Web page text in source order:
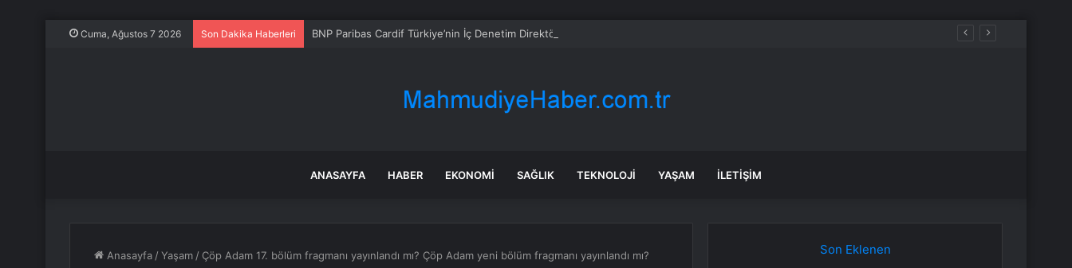
Cuma, Ağustos 7 2026 Son Dakika Haberleri BNP Paribas Cardif Türkiye’nin İç Denetim Direktörü Mustafa Güneş oldu
ANASAYFA HABER EKONOMI SAĞLIK TEKNOLOJI YAŞAM İLETIŞIM
Anasayfa /Yaşam / Çöp Adam 17. bölüm fragmanı yayınlandı mı? Çöp Adam yeni bölüm fragmanı yayınlandı mı?
Son Eklenen